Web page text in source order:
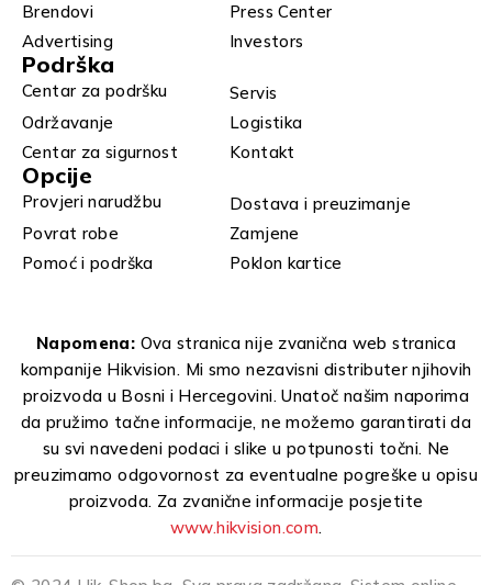
Brendovi
Press Center
Advertising
Investors
Podrška
Centar za podršku
Servis
Održavanje
Logistika
Centar za sigurnost
Kontakt
Opcije
Provjeri narudžbu
Dostava i preuzimanje
Povrat robe
Zamjene
Pomoć i podrška
Poklon kartice
Napomena: Ova stranica nije zvanična web stranica
kompanije Hikvision. Mi smo nezavisni distributer njihovih
proizvoda u Bosni i Hercegovini. Unatoč našim naporima
da pružimo tačne informacije, ne možemo garantirati da
su svi navedeni podaci i slike u potpunosti točni. Ne
preuzimamo odgovornost za eventualne pogreške u opisu
proizvoda. Za zvanične informacije posjetite
www.hikvision.com.